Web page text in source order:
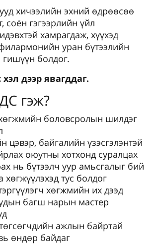
хичээлийн эхний өдрөөсөө
соён гэгээрлийн үйл
хамрагдаж, хүүхэд
уран бүтээлийн
гишүүн болдог.
дээр явагддаг.
гэж?
боловсролын шилдэг
цэвэр, байгалийн үзэсгэлэнтэй
оюутны хотхонд суралцах
нь бүтээлч уур амьсгалыг бий
хөгжүүлэхэд тус болдог
хөгжмийн их дээд
багш нарын мастер
ажлын байртай
өндөр байдаг